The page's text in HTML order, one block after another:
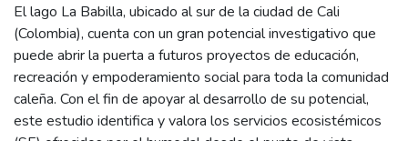
El lago La Babilla, ubicado al sur de la ciudad de Cali
(Colombia), cuenta con un gran potencial investigativo que
puede abrir la puerta a futuros proyectos de educación,
recreación y empoderamiento social para toda la comunidad
caleña. Con el fin de apoyar al desarrollo de su potencial,
este estudio identifica y valora los servicios ecosistémicos